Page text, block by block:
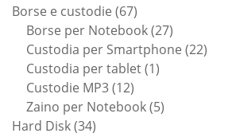
Borse e custodie 6767
prodotti
Borse per Notebook 2727
prodotti
Custodia per Smartphone 2222
Custodia per tablet 11
Custodie MP3 1212
prodotti
Zaino per Notebook 55
Hard Disk 3434